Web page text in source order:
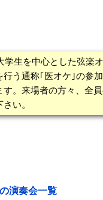
学生を中心とした弦楽
う通称｢医オケ｣の参
。来場者の方々、全
い。
演奏会一覧